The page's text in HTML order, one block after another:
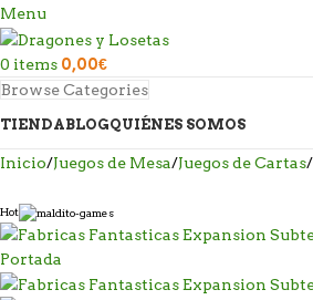
Menu
0 items 0,00€
Browse Categories
TIENDABLOGQUIÉNES SOMOS
Inicio Juegos de Mesa Juegos de Cartas
Hot